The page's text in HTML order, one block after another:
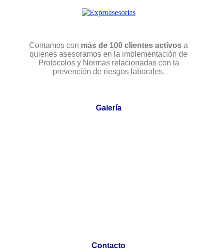
Contamos con más de 100 clientes activos a
quienes asesoramos en la implementación de
Protocolos y Normas relacionadas con la
prevención de riesgos laborales.
Galería
Contacto